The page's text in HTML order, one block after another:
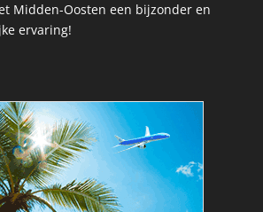
Midden-Oosten een bijzonder en
ervaring!